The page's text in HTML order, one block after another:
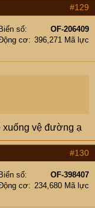
#129
Biển số
OF-206409
cơ
396,271 Mã lực
xuống vệ đường ạ
#130
Biển số
OF-398407
cơ
234,680 Mã lực